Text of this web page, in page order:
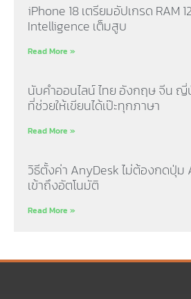
iPhone 18 เตรียมอัปเกรด RAM
Intelligence เต็มสูบ
Read More »
นับคำออนไลน์ ไทย อังกฤษ จีน ญี่
ที่ช่วยให้เขียนได้เป๊ะทุกภาษา
Read More »
วิธีตั้งค่า AnyDesk ไม่ต้องกดปุ่ม
เข้าถึงอัตโนมัติ
Read More »